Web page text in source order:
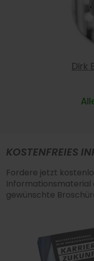
Dirk
KOSTENFREIES
Fordere jetzt
Informationsmaterial
gewünschte